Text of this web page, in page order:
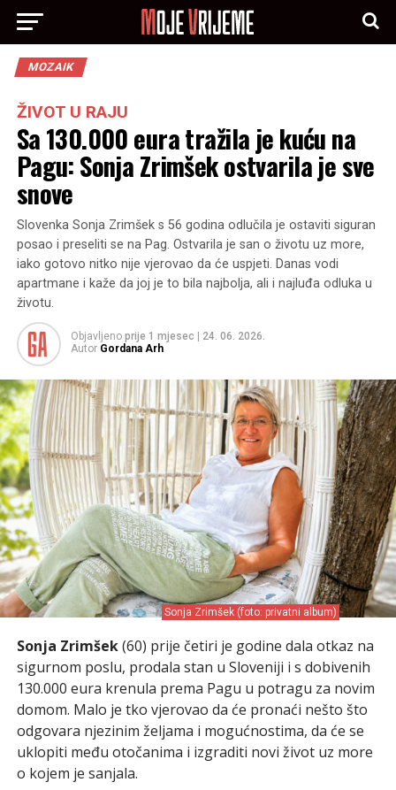
MOZAIK
ŽIVOT U RAJU
Sa 130.000 eura tražila je kuću na
Pagu: Sonja Zrimšek ostvarila je sve
snove
Slovenka Sonja Zrimšek s 56 godina odlučila je ostaviti siguran
posao i preseliti se na Pag. Ostvarila je san o životu uz more,
iako gotovo nitko nije vjerovao da će uspjeti. Danas vodi
apartmane i kaže da joj je to bila najbolja, ali i najluđa odluka u
životu.
Objavljeno prije 1 mjesec
24. 06. 2026.
Autor Gordana Arh
Sonja Zrimšek (foto: privatni album)
Sonja Zrimšek(60) prije četiri je godine dala otkaz na
sigurnom poslu, prodala stan u Sloveniji i s dobivenih
130.000 eura krenula prema Pagu u potragu za novim
domom. Malo je tko vjerovao da će pronaći nešto što
odgovara njezinim željama i mogućnostima, da će se
uklopiti među otočanima i izgraditi novi život uz more
o kojem je sanjala.